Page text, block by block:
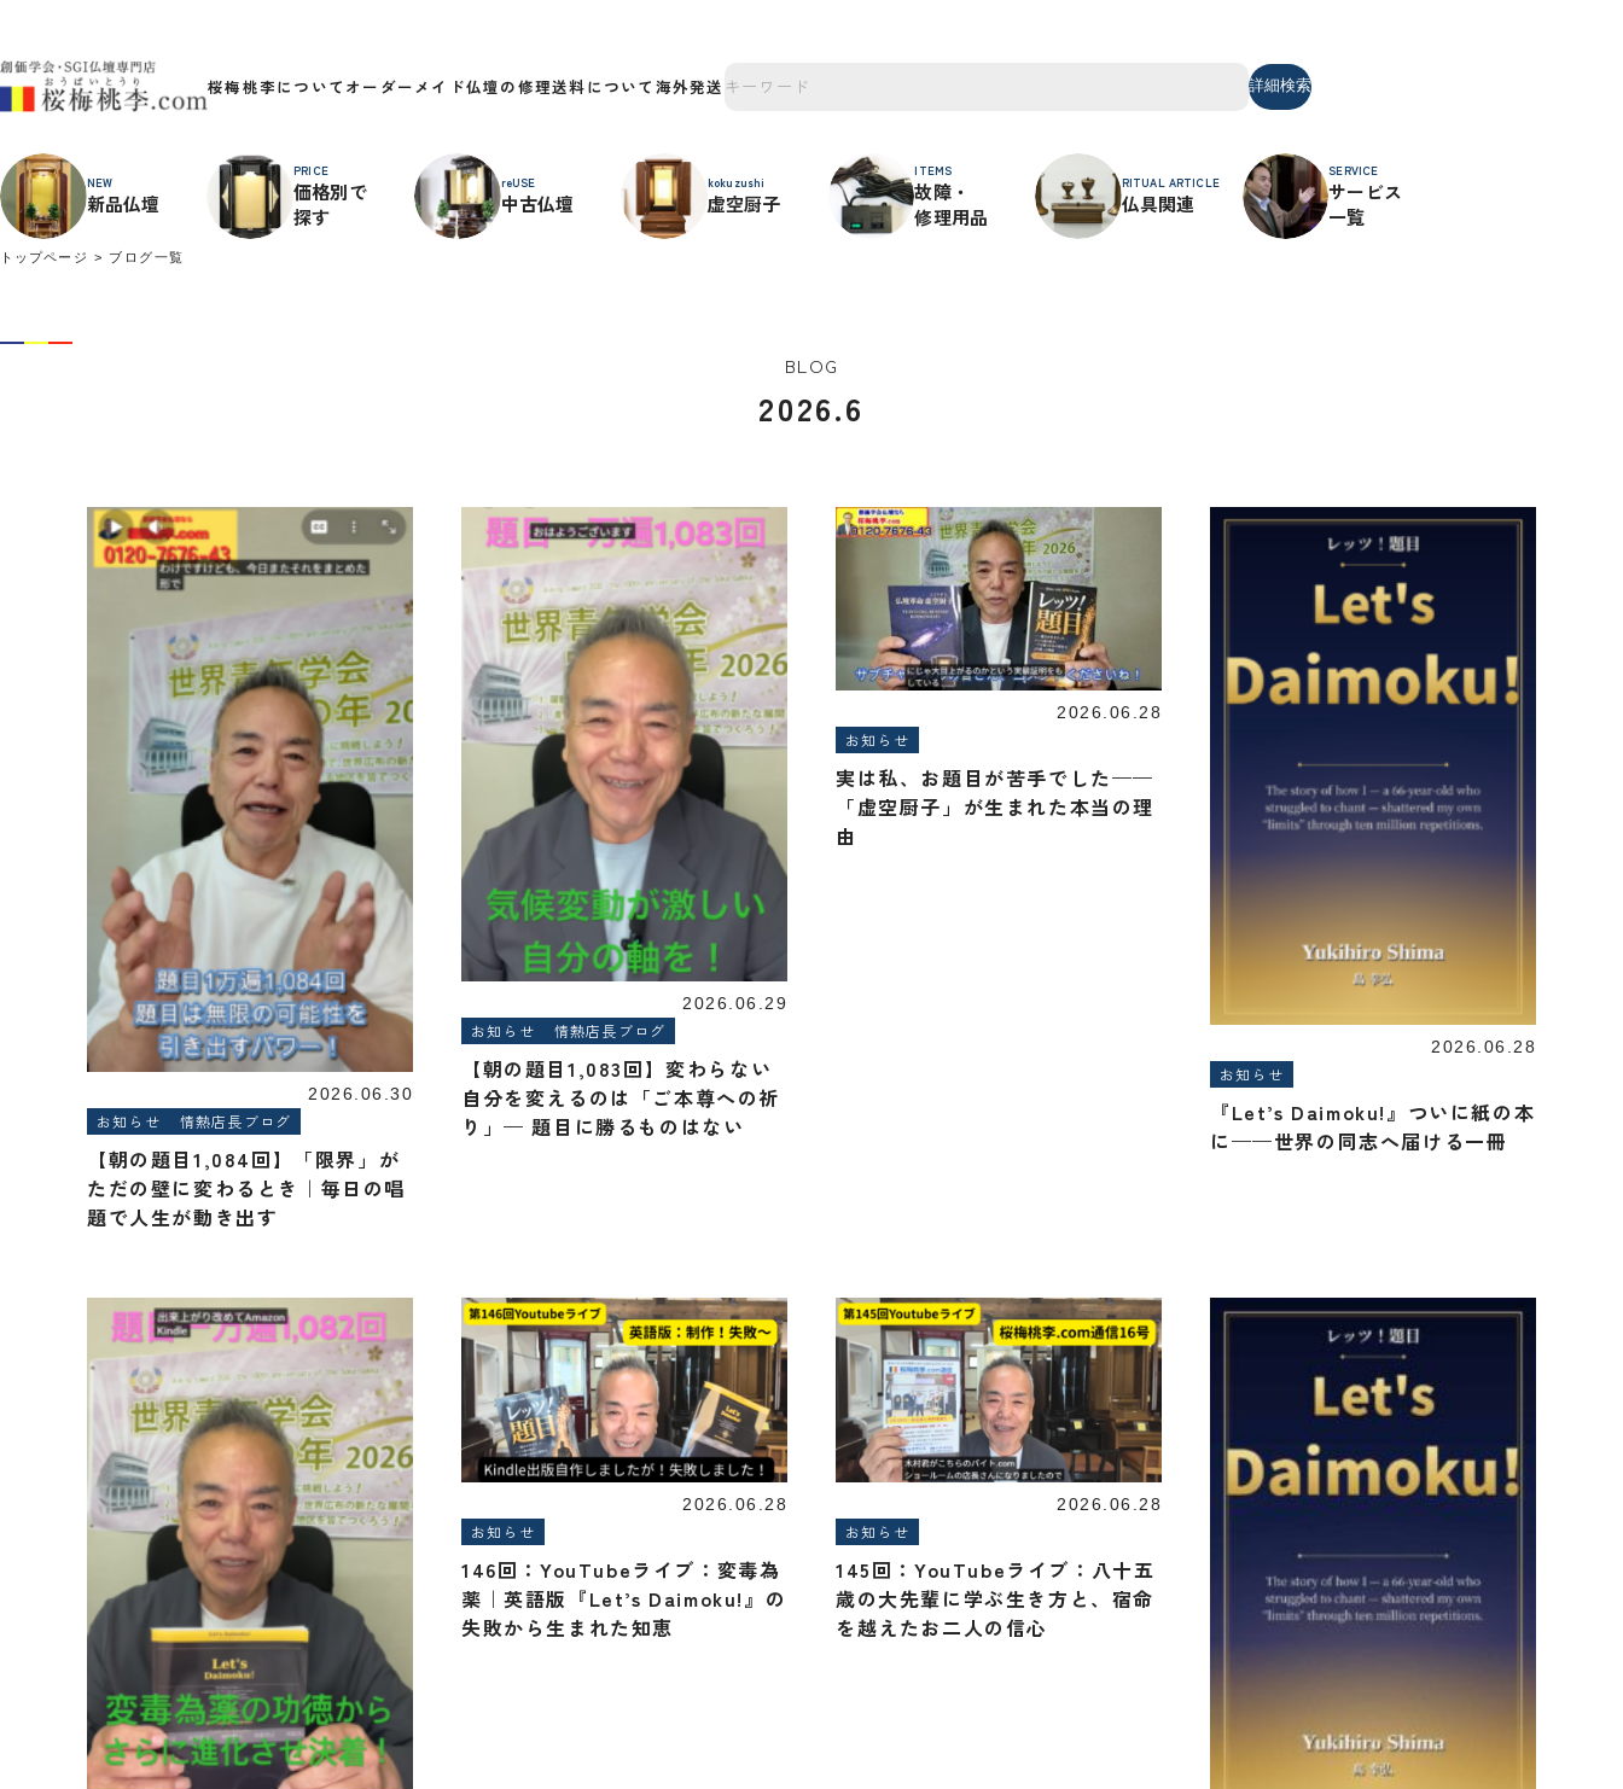
桜梅桃李について オーダーメイド仏壇の修理送料について 海外発送 詳細検索
NEW
新品仏壇
PRICE
価格別で
探す
reUSE
中古仏壇
kokuzushi
虚空厨子
ITEMS
故障・
修理用品
RITUAL ARTICLE
仏具関連
SERVICE
サービス
一覧
トップページ ブログ一覧
BLOG
2026.6
2026.06.30
お知らせ 情熱店長ブログ
【朝の題目1,084回】「限界」が
ただの壁に変わるとき｜毎日の唱
題で人生が動き出す
2026.06.29
お知らせ 情熱店長ブログ
【朝の題目1,083回】変わらない
自分を変えるのは「ご本尊への祈
り」— 題目に勝るものはない
2026.06.28
お知らせ
実は私、お題目が苦手でした——
「虚空厨子」が生まれた本当の理
由
2026.06.28
お知らせ
『Let’s Daimoku!』ついに紙の本
に——世界の同志へ届ける一冊
2026.06.28
お知らせ
146回：YouTubeライブ：変毒為
薬｜英語版『Let’s Daimoku!』の
失敗から生まれた知恵
2026.06.28
お知らせ
145回：YouTubeライブ：八十五
歳の大先輩に学ぶ生き方と、宿命
を越えたお二人の信心